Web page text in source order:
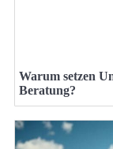
Warum setzen
Beratung?